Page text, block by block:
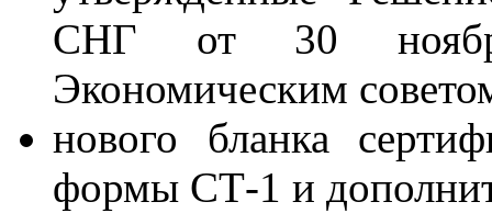
СНГ от 30
Экономическим
нового бланка
формы СТ-1 и